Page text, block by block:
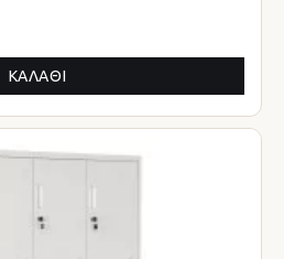
ΚΑΛΆΘΙ